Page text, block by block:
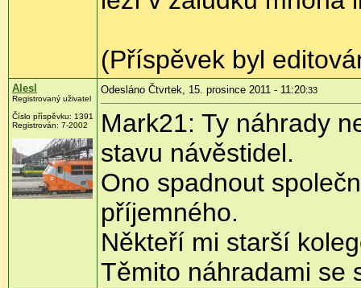
(Příspěvek byl
Alesl
Registrovaný uživatel
Číslo příspěvku: 1391
Registrován: 7-2002
Odesláno Čtvrtek, 15. prosince 2011 - 11:20:33
Mark21: Ty náhrady
stavu návěstidel.
Ono spadnout
příjemného.
Někteří mi starší
Těmito náhradami se